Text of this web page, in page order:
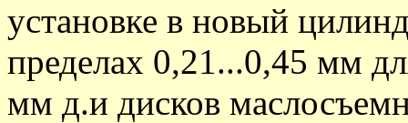
установке в новый
пределах 0,21...0,45 мм
мм д.и дисков